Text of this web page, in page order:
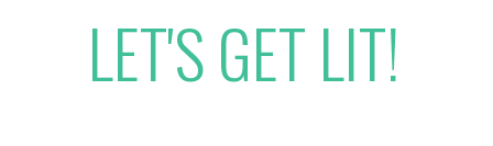
LET'S GET LIT!